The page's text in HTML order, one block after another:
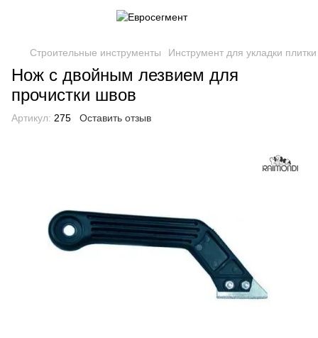
Строительные инструменты Инструмент для укладки плитки
Нож с двойным лезвием для
прочистки швов
Артикул: 275 Оставить отзыв